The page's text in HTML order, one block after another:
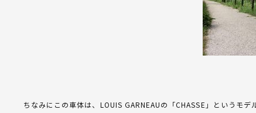
ちなみにこの車体は、LOUIS GARNEAUの「CHASSE」というモ